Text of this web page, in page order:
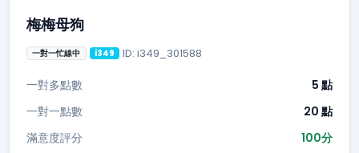
梅梅母狗
一對一忙線中 i349 ID: i349_301588
一對多點數
5 點
一對一點數
20 點
滿意度評分
100分